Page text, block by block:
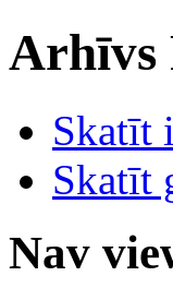
Arhīvs
Skatīt
Skatīt
Nav